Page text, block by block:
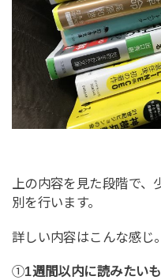
上の内容を見た段階で
別を行います。
詳しい内容はこんな感じ。
①1週間以内に読みたいも